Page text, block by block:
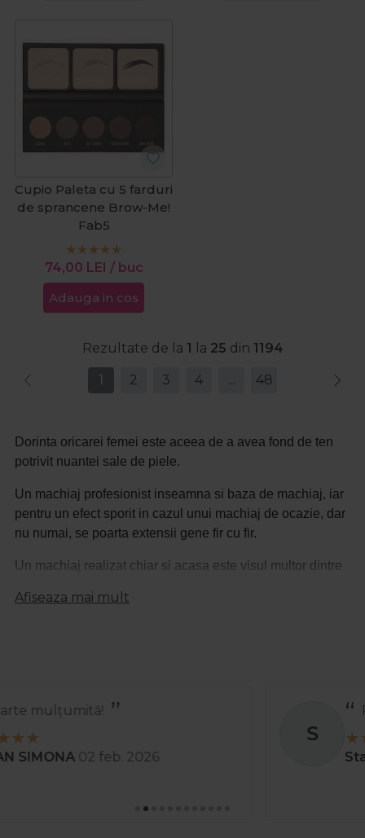
Cupio Paleta cu 5 farduri
de sprancene Brow-Me!
Fab5
74,00 LEI / buc
Adauga in cos
Rezultate de la 1 la 25 din 1194
1 2 3 4 ... 48
Dorinta oricarei femei este aceea de a avea fond de ten
potrivit nuantei sale de piele.
Un machiaj profesionist inseamna si baza de machiaj, iar
pentru un efect sporit in cazul unui machiaj de ocazie, dar
nu numai, se poarta extensii gene fir cu fir.
Un machiaj realizat chiar si acasa este visul multor dintre
siguranta elementul esential.
achizitioneaza produse de machiaj furnizate de
Afiseaza mai mult
Recomand
Stanciu Aura Andreea